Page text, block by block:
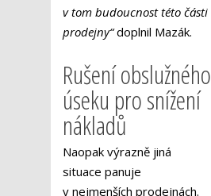
v tom budoucnost této části
prodejny“doplnil Mazák.
Rušení obslužného
úseku pro snížení
nákladů
Naopak výrazně jiná
situace panuje
v nejmenších prodejnách.